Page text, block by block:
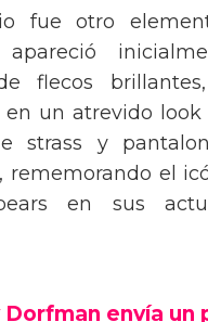
fue otro
apareció
flecos
en un atrevido
strass y
rememorando el
en sus
Dorfman envía un